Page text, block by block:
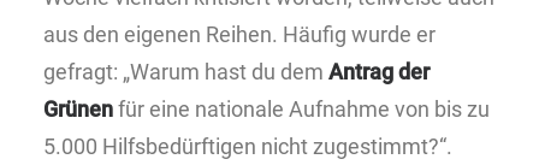
aus den eigenen Reihen. Häufig wurde er
gefragt: „Warum hast du dem Antrag der
Grünenfür eine nationale Aufnahme von bis zu
5.000 Hilfsbedürftigen nicht zugestimmt?“.